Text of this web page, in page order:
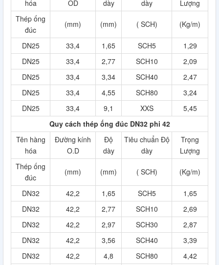
hóa
OD
dày
dày
Lượng
Thép ống
đúc
(mm) (mm) ( SCH) (Kg/m)
DN25 33,4 1,65 SCH5
1,29
DN25
33,4 2,77 SCH10
2,09
DN25
33,4 3,34 SCH40
2,47
DN25
33,4 4,55 SCH80
3,24
DN25
33,4 9,1 XXS
5,45
Quy cách thép ống đúc DN32 phi 42
Tên hàng
hóa
Đường kính
O.D
Độ
dày
Tiêu chuẩn Độ
dày
Trọng
Lượng
Thép ống
đúc
(mm) (mm) ( SCH) (Kg/m)
DN32 42,2 1,65 SCH5
1,65
DN32
42,2 2,77 SCH10
2,69
DN32
42,2 2,97 SCH30
2,87
DN32
42,2 3,56 SCH40
3,39
DN32
42,2 4,8 SCH80 4,42